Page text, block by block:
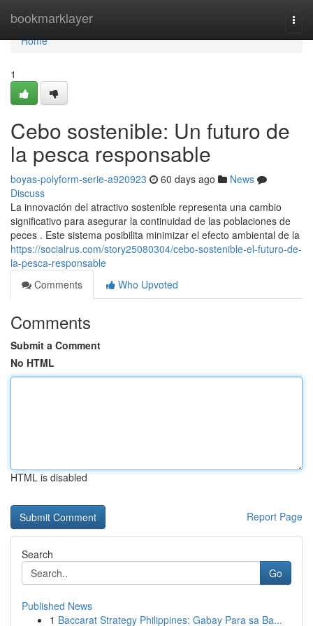
bookmarklayer
Home
Home
1
Cebo sostenible: Un futuro de
la pesca responsable
boyas-polyform-serie-a920923 60 days ago
News
Discuss
La innovación del atractivo sostenible representa una cambio
significativo para asegurar la continuidad de las poblaciones de
peces . Este sistema posibilita minimizar el efecto ambiental de la
https://socialrus.com/story25080304/cebo-sostenible-el-futuro-de-
la-pesca-responsable
Comments
Who Upvoted
Comments
Submit a Comment
No HTML
HTML is disabled
Report Page
Search
Go
Published News
1 Baccarat Strategy Philippines: Gabay Para sa Ba...